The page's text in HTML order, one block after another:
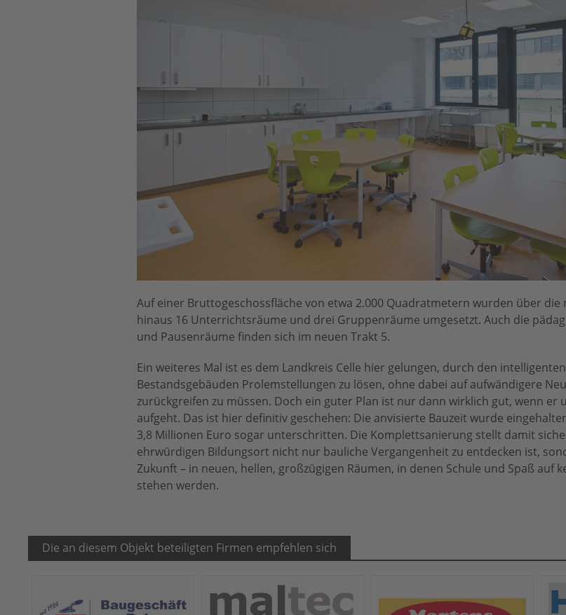
Auf einer Bruttogeschossfläche von etwa 2.000 Quadratmetern wurden über die
hinaus 16 Unterrichtsräume und drei Gruppenräume umgesetzt. Auch die
und Pausenräume finden sich im neuen Trakt 5.
Ein weiteres Mal ist es dem Landkreis Celle hier gelungen, durch den
Bestandsgebäuden Prolemstellungen zu lösen, ohne dabei auf aufwändigere
zurückgreifen zu müssen. Doch ein guter Plan ist nur dann wirklich gut, wenn er
aufgeht. Das ist hier definitiv geschehen: Die anvisierte Bauzeit wurde
3,8 Millionen Euro sogar unterschritten. Die Komplettsanierung stellt damit
ehrwürdigen Bildungsort nicht nur bauliche Vergangenheit zu entdecken ist,
Zukunft – in neuen, hellen, großzügigen Räumen, in denen Schule und Spaß auf
stehen werden.
Die an diesem Objekt beteiligten Firmen empfehlen sich